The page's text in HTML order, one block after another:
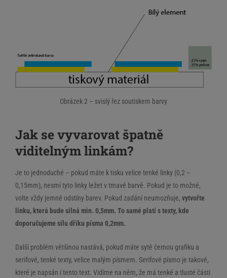
Obrázek 2 – svislý řez soutiskem barvy
Jak se vyvarovat špatně
viditelným linkám?
Je to jednoduché – pokud máte k tisku velice tenké linky (0,2 –
0,15mm), nesmí tyto linky ležet v tmavé barvě. Pokud je to možné,
volte vždy jemné odstíny barev. Pokud zadání neumozňuje, vytvořte
linku, která bude silná min. 0,5mm. To samé platí s texty, kde
doporučujeme sílu dříku písma 0,2mm.
Další problém většinou nastává, pokud máte sytě černou grafiku a
serifové, tenké texty, velice malým písmem. Serifové písmo je takové,
které je napsán i tento text. Vidíme na něm, že má tenké a tlusté části